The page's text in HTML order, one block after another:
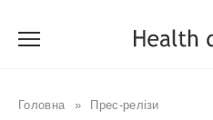
Головна » Прес-релізи